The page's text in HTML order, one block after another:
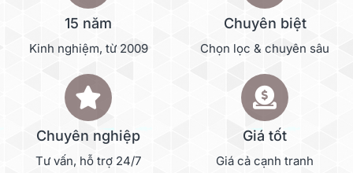
15 năm
Kinh nghiệm, từ 2009
Chuyên biệt
Chọn lọc & chuyên sâu
Chuyên nghiệp
Tư vấn, hỗ trợ 24/7
Giá tốt
Giá cả cạnh tranh